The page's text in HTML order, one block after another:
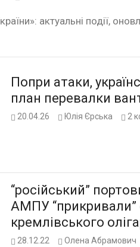
актуальні події,
Попри атаки,
план перевалки
20.04.26 Юлія Єрська 2
“російський”
АМПУ
кремлівського
28.12.22 Олена Абрамович